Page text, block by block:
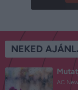
NEKED
AC